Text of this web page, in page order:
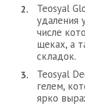
Teosyal
удаления
числе
щеках, а
складок.
Teosyal
гелем,
ярко